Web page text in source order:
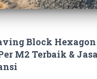
Block Hexagon
M2 Terbaik &